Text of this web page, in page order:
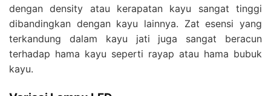
dengan density atau kerapatan kayu sangat tinggi
dibandingkan dengan kayu lainnya. Zat esensi yang
terkandung dalam kayu jati juga sangat beracun
terhadap hama kayu seperti rayap atau hama bubuk
kayu.